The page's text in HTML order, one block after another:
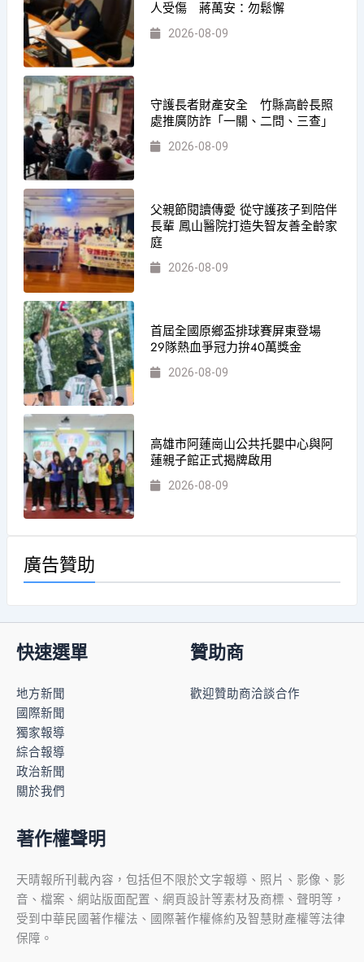
人受傷 蔣萬安：勿鬆懈
2026-08-09
守護長者財產安全 竹縣高齡長照
處推廣防詐「一關、二問、三查」
2026-08-09
父親節閱讀傳愛 從守護孩子到陪伴
長輩 鳳山醫院打造失智友善全齡家
庭
2026-08-09
首屆全國原鄉盃排球賽屏東登場
29隊熱血爭冠力拚40萬獎金
2026-08-09
高雄市阿蓮崗山公共托嬰中心與阿
蓮親子館正式揭牌啟用
2026-08-09
廣告贊助
快速選單
地方新聞
國際新聞
獨家報導
綜合報導
政治新聞
關於我們
贊助商
歡迎贊助商洽談合作
著作權聲明
天晴報所刊載內容，包括但不限於文字報導、照片、影像、影
音、檔案、網站版面配置、網頁設計等素材及商標、聲明等，
受到中華民國著作權法、國際著作權條約及智慧財產權等法律
保障。